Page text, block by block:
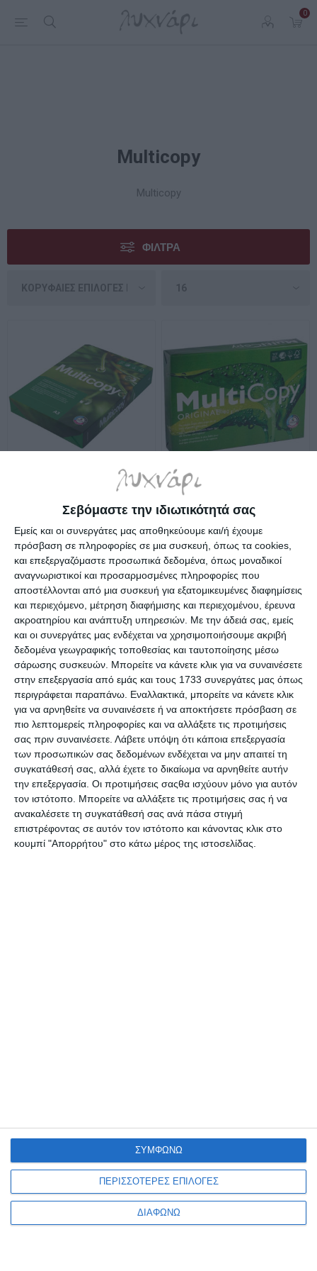
Σεβόμαστε την ιδιωτικότητά σας
Εμείς και οι συνεργάτες μας αποθηκεύουμε και/ή έχουμε
πρόσβαση σε πληροφορίες σε μια συσκευή, όπως τα cookies,
και επεξεργαζόμαστε προσωπικά δεδομένα, όπως μοναδικοί
αναγνωριστικοί και προσαρμοσμένες πληροφορίες που
αποστέλλονται από μια συσκευή για εξατομικευμένες διαφημίσεις
και περιεχόμενο, μέτρηση διαφήμισης και περιεχομένου, έρευνα
ακροατηρίου και ανάπτυξη υπηρεσιών. Με την άδειά σας, εμείς
και οι συνεργάτες μας ενδέχεται να χρησιμοποιήσουμε ακριβή
δεδομένα γεωγραφικής τοποθεσίας και ταυτοποίησης μέσω
σάρωσης συσκευών. Μπορείτε να κάνετε κλικ για να συναινέσετε
στην επεξεργασία από εμάς και τους 1733 συνεργάτες μας όπως
περιγράφεται παραπάνω. Εναλλακτικά, μπορείτε να κάνετε κλικ
για να αρνηθείτε να συναινέσετε ή να αποκτήσετε πρόσβαση σε
πιο λεπτομερείς πληροφορίες και να αλλάξετε τις προτιμήσεις
σας πριν συναινέσετε. Λάβετε υπόψη ότι κάποια επεξεργασία
των προσωπικών σας δεδομένων ενδέχεται να μην απαιτεί τη
συγκατάθεσή σας, αλλά έχετε το δικαίωμα να αρνηθείτε αυτήν
την επεξεργασία. Οι προτιμήσεις σαςθα ισχύουν μόνο για αυτόν
τον ιστότοπο. Μπορείτε να αλλάξετε τις προτιμήσεις σας ή να
ανακαλέσετε τη συγκατάθεσή σας ανά πάσα στιγμή
επιστρέφοντας σε αυτόν τον ιστότοπο και κάνοντας κλικ στο
κουμπί "Απορρήτου" στο κάτω μέρος της ιστοσελίδας.
ΠΕΡΙΣΣΟΤΕΡΕΣ ΕΠΙΛΟΓΕΣ
ΔΙΑΦΩΝΩ
ΣΥΜΦΩΝΩ
0
Multicopy
Multicopy
ΦΊΛΤΡΑ
Χαρτί Multicopy Α3 500φυλ.
Λίγα τεμάχια διαθέσιμα!
12,69€
Χαρτί Α4 500φυλ. 80gr.
Κατόπιν παραγγελίας
4,99€
Κατηγορίες
Κατασκευαστές
Ενημερωτικό δελτίο
VIRTUAL TOUR